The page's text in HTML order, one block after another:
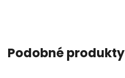
Podobné produkty